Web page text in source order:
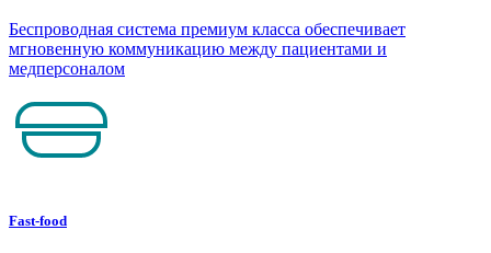
Беспроводная система премиум класса обеспечивает
мгновенную коммуникацию между пациентами и
медперсоналом
Fast-food